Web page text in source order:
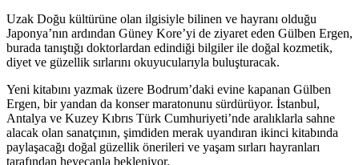
Uzak Doğu kültürüne olan ilgisiyle bilinen ve hayranı olduğu
Japonya’nın ardından Güney Kore’yi de ziyaret eden Gülben Ergen,
burada tanıştığı doktorlardan edindiği bilgiler ile doğal kozmetik,
diyet ve güzellik sırlarını okuyucularıyla buluşturacak.
Yeni kitabını yazmak üzere Bodrum’daki evine kapanan Gülben
Ergen, bir yandan da konser maratonunu sürdürüyor. İstanbul,
Antalya ve Kuzey Kıbrıs Türk Cumhuriyeti’nde aralıklarla sahne
alacak olan sanatçının, şimdiden merak uyandıran ikinci kitabında
paylaşacağı doğal güzellik önerileri ve yaşam sırları hayranları
tarafından heyecanla bekleniyor.